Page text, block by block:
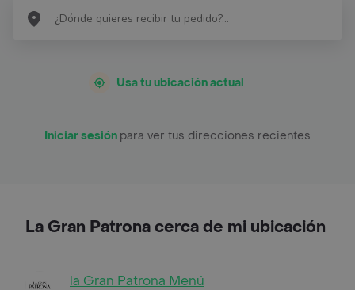
Usa tu ubicación actual
Iniciar sesión para ver tus direcciones recientes
La Gran Patrona cerca de mi ubicación
la Gran Patrona Menú